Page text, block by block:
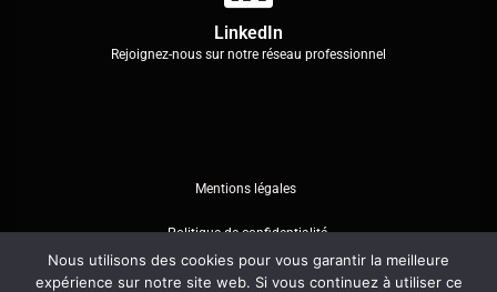
LinkedIn
Rejoignez-nous sur notre réseau professionnel
Mentions légales
Politique de confidentialité
Nous utilisons des cookies pour vous garantir la meilleure
expérience sur notre site web. Si vous continuez à utiliser ce